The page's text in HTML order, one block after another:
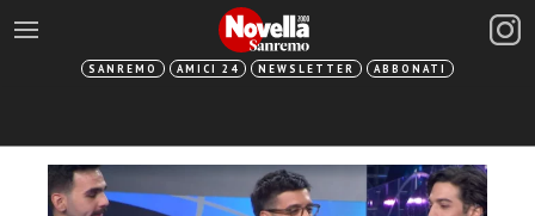
SANREMO AMICI 24 NEWSLETTER ABBONATI